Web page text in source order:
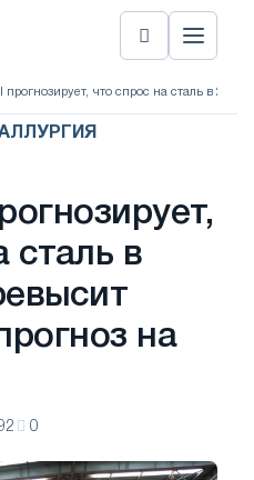
прогнозирует, что спрос на сталь в
сталь в
на
0